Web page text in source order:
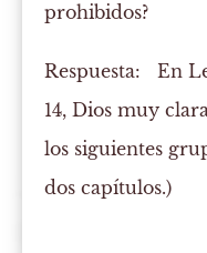
prohibidos?
Respuesta: En
14, Dios muy
los siguientes
dos capítulos.)